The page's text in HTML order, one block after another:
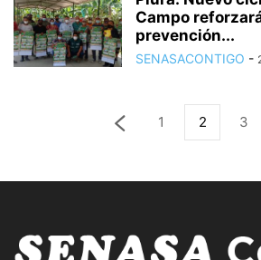
Campo
prevención...
SENASACONTIGO -
1 2 3